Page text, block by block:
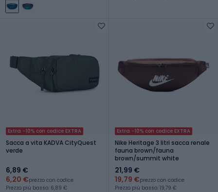
Extra -10% con codice EXTRA
Sacca a vita KADVA CityQuest
verde
6,89 €
6,20 €prezzo con codice
Prezzo più basso: 6,89 €
Extra -10% con codice EXTRA
Nike Heritage 3 litri sacca renale
fauna brown/fauna
brown/summit white
21,99 €
19,79 €prezzo con codice
Prezzo più basso: 19,79 €